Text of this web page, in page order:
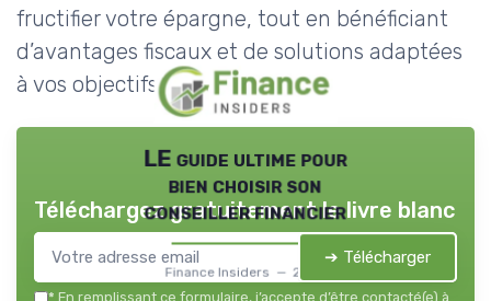
fructifier votre épargne, tout en bénéficiant
d’avantages fiscaux et de solutions adaptées
à vos objectifs financiers.
LE guide ultime pour
bien choisir son
conseiller financier
Finance Insiders — 2026
Téléchargez gratuitement le livre blanc
➔ Télécharger
* En remplissant ce formulaire, j’accepte d’être contacté(e) à